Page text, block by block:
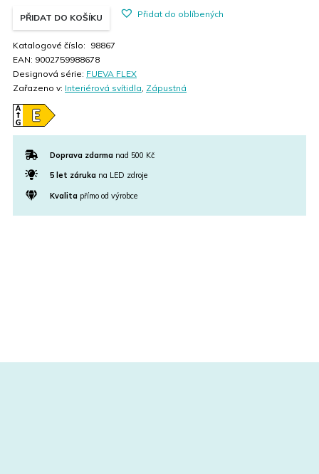
PŘIDAT DO KOŠÍKU Přidat do oblíbených
Katalogové číslo: 98867
EAN: 9002759988678
Designová série: FUEVA FLEX
Zařazeno v: Interiérová svítidla Zápustná
Doprava zdarma nad 500 Kč
5 let zárukana LED zdroje
Kvalitapřímo od výrobce